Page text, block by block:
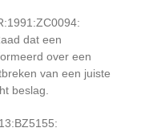
dat een
over een
van een juiste
beslag.